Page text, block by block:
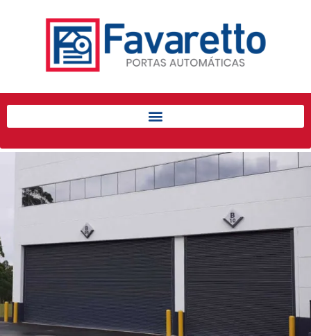
Início
Produtos
Porta de Enrolar Automática
Automatizadores
Acessórios Para Portas de
Enrolar
Pintura eletrostática
Portfólio
Contato